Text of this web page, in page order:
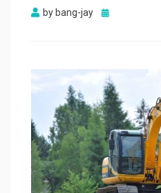
by bang-jay
Posted